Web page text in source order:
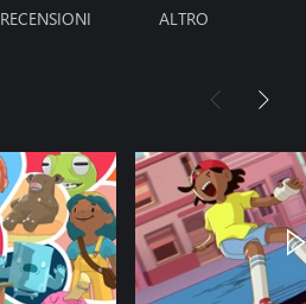
RECENSIONI ALTRO